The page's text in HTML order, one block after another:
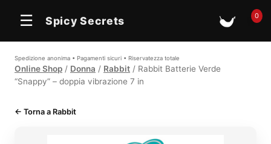
☰ Spicy Secrets 🛒0
Spedizione anonima • Pagamenti sicuri • Riservatezza totale
Online Shop / Donna / Rabbit / Rabbit Batterie Verde
“Snappy” – doppia vibrazione 7 in
← Torna a Rabbit